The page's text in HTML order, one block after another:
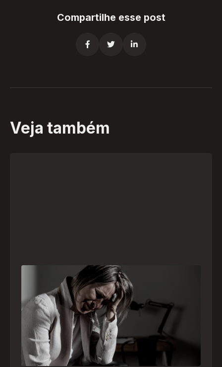
Compartilhe esse post
  
Veja também
Crise psiquiátrica é urgência médica: saiba
como o SAMU atua nesses casos
Surtos, tentativas de suicídio e episódios de
agitação intensa são considerados urgências
médicas e devem receber atendimento
especializado pelo telefone 192
21 julho, 2026